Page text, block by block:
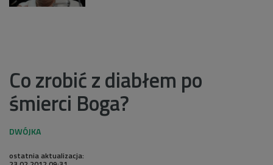
Co zrobić z diabłem po
śmierci Boga?
ostatnia aktualizacja: